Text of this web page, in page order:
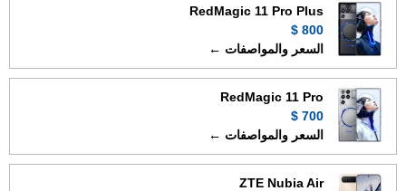
RedMagic 11 Pro Plus
800 $
السعر والمواصفات ←
RedMagic 11 Pro
700 $
السعر والمواصفات ←
ZTE Nubia Air